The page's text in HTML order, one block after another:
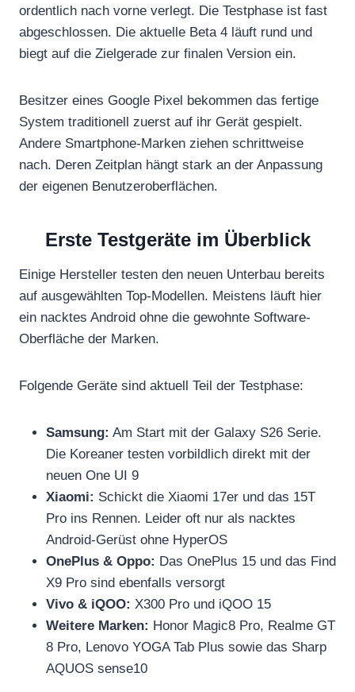
ordentlich nach vorne verlegt. Die Testphase ist fast
abgeschlossen. Die aktuelle Beta 4 läuft rund und
biegt auf die Zielgerade zur finalen Version ein.
Besitzer eines Google Pixel bekommen das fertige
System traditionell zuerst auf ihr Gerät gespielt.
Andere Smartphone-Marken ziehen schrittweise
nach. Deren Zeitplan hängt stark an der Anpassung
der eigenen Benutzeroberflächen.
Erste Testgeräte im Überblick
Einige Hersteller testen den neuen Unterbau bereits
auf ausgewählten Top-Modellen. Meistens läuft hier
ein nacktes Android ohne die gewohnte Software-
Oberfläche der Marken.
Folgende Geräte sind aktuell Teil der Testphase:
Samsung: Am Start mit der Galaxy S26 Serie.
Die Koreaner testen vorbildlich direkt mit der
neuen One UI 9
Xiaomi: Schickt die Xiaomi 17er und das 15T
Pro ins Rennen. Leider oft nur als nacktes
Android-Gerüst ohne HyperOS
OnePlus & Oppo: Das OnePlus 15 und das Find
X9 Pro sind ebenfalls versorgt
Vivo & iQOO: X300 Pro und iQOO 15
Weitere Marken: Honor Magic8 Pro, Realme GT
8 Pro, Lenovo YOGA Tab Plus sowie das Sharp
AQUOS sense10